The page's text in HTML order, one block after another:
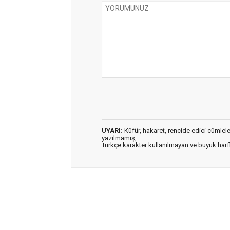
UYARI: Küfür, hakaret, rencide edici
yazılmamış,
Türkçe karakter kullanılmayan ve büyük